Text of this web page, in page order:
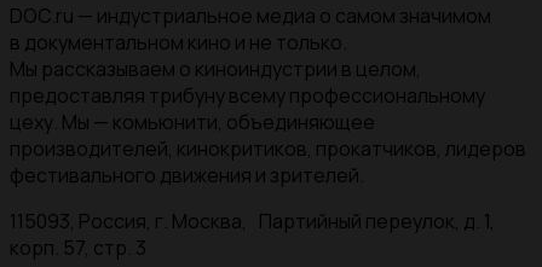
DOC.ru — индустриальное медиа о самом значимом
в документальном кино и не только.
Мы рассказываем о киноиндустрии в целом,
предоставляя трибуну всему профессиональному
цеху. Мы — комьюнити, объединяющее
производителей, кинокритиков, прокатчиков, лидеров
фестивального движения и зрителей.
115093, Россия, г. Москва, Партийный переулок, д. 1,
корп. 57, стр. 3